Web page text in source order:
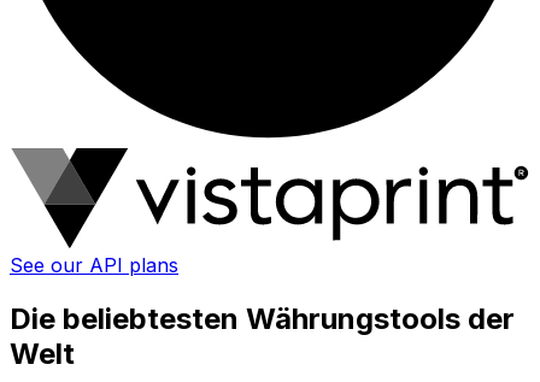
See our API plans
Die beliebtesten Währungstools der
Welt